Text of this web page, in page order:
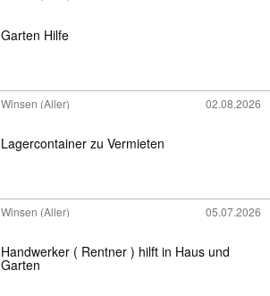
Garten Hilfe
Winsen (Aller) 02.08.2026
Lagercontainer zu Vermieten
Winsen (Aller) 05.07.2026
Handwerker ( Rentner ) hilft in Haus und
Garten